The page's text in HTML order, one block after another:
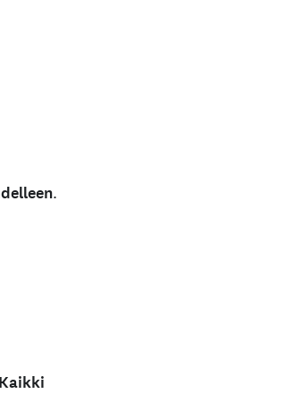
.
Kaikki